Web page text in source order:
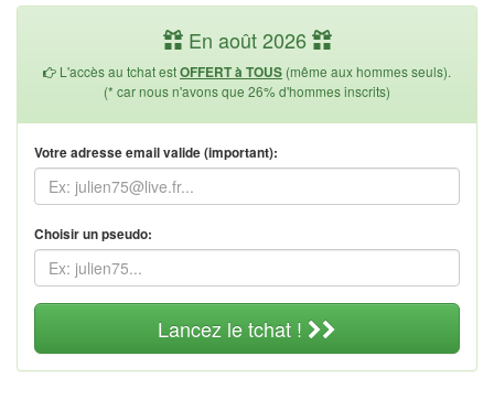
En août 2026
L'accès au tchat estOFFERT à TOUS (même aux hommes seuls).
(* car nous n'avons que 26% d'hommes inscrits)
Votre adresse email valide (important):
Choisir un pseudo:
Lancez le tchat !